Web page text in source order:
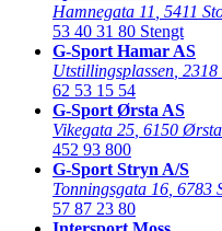
Hamnegata 11 5411
53 40 31 80 Stengt
G-Sport Hamar AS
Utstillingsplassen
62 53 15 54
G-Sport Ørsta AS
Vikegata 25 6150 Ørsta
452 93 800
G-Sport Stryn A/S
Tonningsgata 16 6783
57 87 23 80